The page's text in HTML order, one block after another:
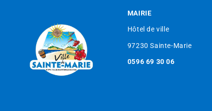
MAIRIE
Hôtel de ville
97230 Sainte-Marie
0596 69 30 06